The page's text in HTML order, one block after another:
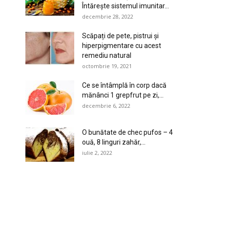
Întărește sistemul imunitar...
decembrie 28, 2022
Scăpați de pete, pistrui și
hiperpigmentare cu acest
remediu natural
octombrie 19, 2021
Ce se întâmplă în corp dacă
mănânci 1 grepfrut pe zi,...
decembrie 6, 2022
O bunătate de chec pufos – 4
ouă, 8 linguri zahăr,...
iulie 2, 2022